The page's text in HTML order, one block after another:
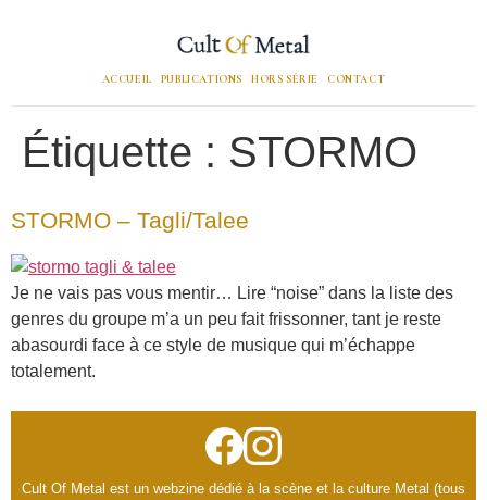
ACCUEIL PUBLICATIONS HORS SÉRIE CONTACT
Étiquette : STORMO
STORMO – Tagli/Talee
Je ne vais pas vous mentir… Lire “noise” dans la liste des
genres du groupe m’a un peu fait frissonner, tant je reste
abasourdi face à ce style de musique qui m’échappe
totalement.
Cult Of Metal est un webzine dédié à la scène et la culture Metal (tous